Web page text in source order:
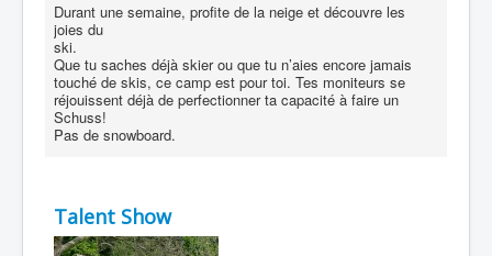
Durant une semaine, profite de la neige et découvre les
joies du
ski.
Que tu saches déjà skier ou que tu n’aies encore jamais
touché de skis, ce camp est pour toi. Tes moniteurs se
réjouissent déjà de perfectionner ta capacité à faire un
Schuss!
Pas de snowboard.
Talent Show